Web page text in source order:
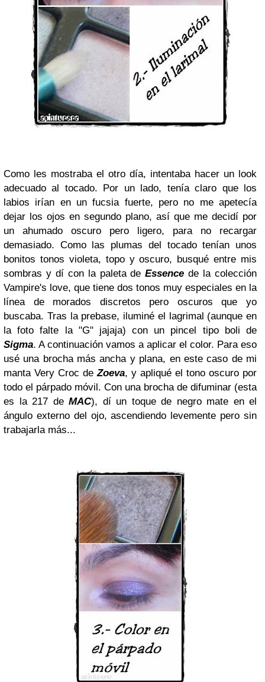
Como les mostraba el otro día, intentaba hacer un look
adecuado al tocado. Por un lado, tenía claro que los
labios irían en un fucsia fuerte, pero no me apetecía
dejar los ojos en segundo plano, así que me decidí por
un ahumado oscuro pero ligero, para no recargar
demasiado. Como las plumas del tocado tenían unos
bonitos tonos violeta, topo y oscuro, busqué entre mis
sombras y dí con la paleta deEssencede la colección
Vampire's love, que tiene dos tonos muy especiales en la
línea de morados discretos pero oscuros que yo
buscaba. Tras la prebase, iluminé el lagrimal (aunque en
la foto falte la "G" jajaja) con un pincel tipo boli de
Sigma. A continuación vamos a aplicar el color. Para eso
usé una brocha más ancha y plana, en este caso de mi
manta Very Croc deZoeva, y apliqué el tono oscuro por
todo el párpado móvil. Con una brocha de difuminar (esta
es la 217 de MAC), dí un toque de negro mate en el
ángulo externo del ojo, ascendiendo levemente pero sin
trabajarla más...